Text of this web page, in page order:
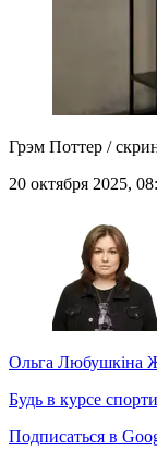
Грэм Поттер /
20 октября 2025,
Ольга Любушкіна
Будь в курсе
Подписаться в